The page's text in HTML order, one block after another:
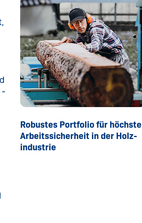
-
Robustes Portfolio für höchste
Arbeitssicherheit in der Holz­
industrie